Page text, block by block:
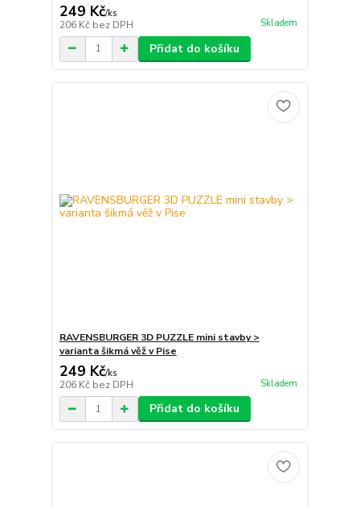
249 Kč/ks
206 Kč bez DPH Skladem
Přidat do košíku
RAVENSBURGER 3D PUZZLE mini stavby >
varianta šikmá věž v Pise
249 Kč/ks
206 Kč bez DPH Skladem
Přidat do košíku